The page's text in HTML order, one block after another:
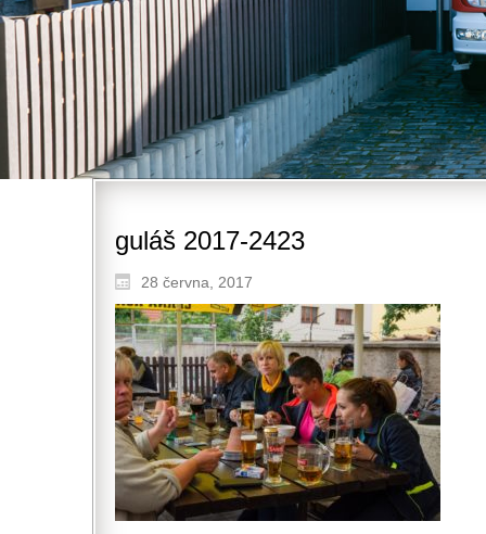
guláš 2017-2423
28 června, 2017